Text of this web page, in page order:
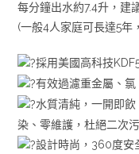
每分鐘出水約7.4升，建
(一般4人家庭可長達5年
採用美國高科技
有效過濾重金屬、
水質清純，一開即
染、零維護，杜絕二次
設計時尚，360度安